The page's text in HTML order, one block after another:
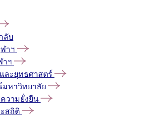
ลับ
าฯ
าฯ
ละยุทธศาสตร์
หาวิทยาลัย
วามยั่งยืน
สถิติ